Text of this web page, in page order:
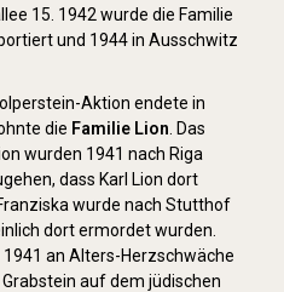
15. 1942 wurde die Familie
und 1944 in Ausschwitz
Aktion endete in
die Familie Lion . Das
wurden 1941 nach Riga
dass Karl Lion dort
wurde nach Stutthof
dort ermordet wurden.
an Alters-Herzschwäche
auf dem jüdischen